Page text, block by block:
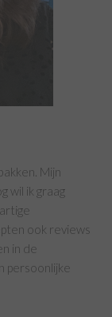
Mijn
wil ik graag
ook reviews
in de
persoonlijke